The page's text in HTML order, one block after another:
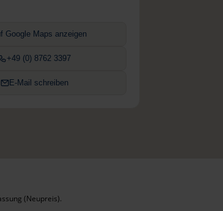
Google Maps anzeigen
+49 (0) 8762 3397
E-Mail schreiben
(Neupreis).